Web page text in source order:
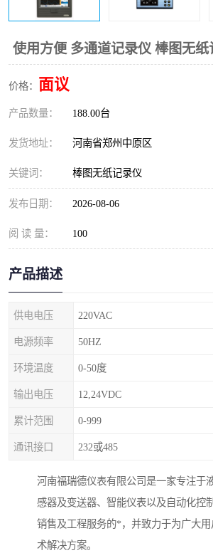
使用方便 多通道记录仪 棒图无纸
价格： 面议
产品数量： 188.00台
发货地址： 河南省郑州中原区
关键词： 棒图无纸记录仪
发布日期： 2026-08-06
阅 读 量： 100
产品描述
供电电压 220VAC
电源频率 50HZ
环境温度 0-50度
输出电压 12,24VDC
累计范围 0-999
通讯接口 232或485
河南福瑞德仪表有限公司是一家专注于
感器及变送器、智能仪表以及自动化控
销售及工程服务的*，并致力于为广大
术解决方案。
流量仪表 加油